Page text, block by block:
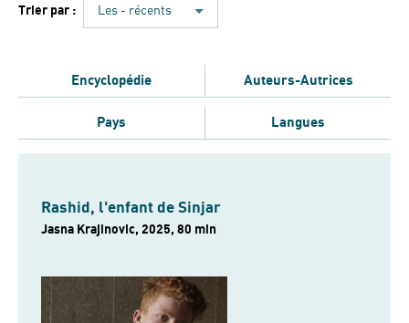
Trier par : Les - récents
Encyclopédie Auteurs-Autrices
Pays Langues
Rashid, l'enfant de Sinjar
Jasna Krajinovic, 2025, 80 min